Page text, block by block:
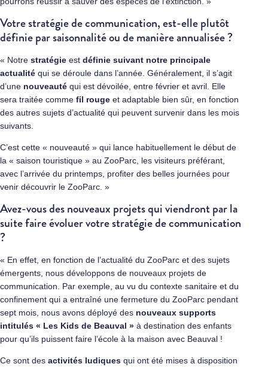
Votre stratégie de communication, est-elle plutôt
définie par saisonnalité ou de manière annualisée ?
« Notre stratégie est définie suivant notre principale
actualité qui se déroule dans l’année. Généralement, il s’agit
d’une nouveauté qui est dévoilée, entre février et avril. Elle
sera traitée comme fil rouge et adaptable bien sûr, en fonction
des autres sujets d’actualité qui peuvent survenir dans les mois
suivants.
C’est cette « nouveauté » qui lance habituellement le début de
la « saison touristique » au ZooParc, les visiteurs préférant,
avec l’arrivée du printemps, profiter des belles journées pour
venir découvrir le ZooParc. »
Avez-vous des nouveaux projets qui viendront par la
suite faire évoluer votre stratégie de communication
?
« En effet, en fonction de l’actualité du ZooParc et des sujets
émergents, nous développons de nouveaux projets de
communication. Par exemple, au vu du contexte sanitaire et du
confinement qui a entraîné une fermeture du ZooParc pendant
sept mois, nous avons déployé des nouveaux supports
intitulés « Les Kids de Beauval » à destination des enfants
pour qu’ils puissent faire l’école à la maison avec Beauval !
Ce sont des activités ludiques qui ont été mises à disposition